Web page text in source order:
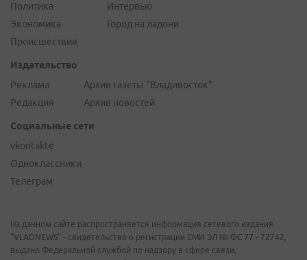
Политика
Экономика
Происшествия
Интервью
Город на ладони
Издательство
Реклама
Редакция
Архив газеты "Владивосток"
Архив новостей
Социальные сети
vkontakte
Одноклассники
Телеграм
На данном сайте распространяется информация сетевого издания
"VLADNEWS" - свидетельство о регистрации СМИ ЭЛ № ФС 77 - 72742,
выдано Федеральной службой по надзору в сфере связи,